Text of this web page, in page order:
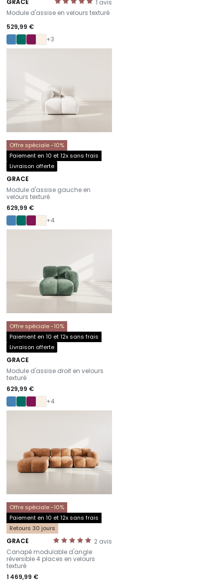
1 avis
GRACE
-
Module d'assise en velours texturé
529,99 €
+3
Offre spéciale -10%
Paiement en 10 et 12x sans frais
Livraison offerte
GRACE
-Module d'assise gauche en
velours texturé
629,99 €
+4
Offre spéciale -10%
Paiement en 10 et 12x sans frais
Livraison offerte
GRACE
-Module d'assise droit en velours
texturé
629,99 €
+4
Offre spéciale -10%
Paiement en 10 et 12x sans frais
Retours 30 jours
2 avis
GRACE
-
Canapé modulable d'angle
réversible 4 places en velours
texturé
1 469,99 €